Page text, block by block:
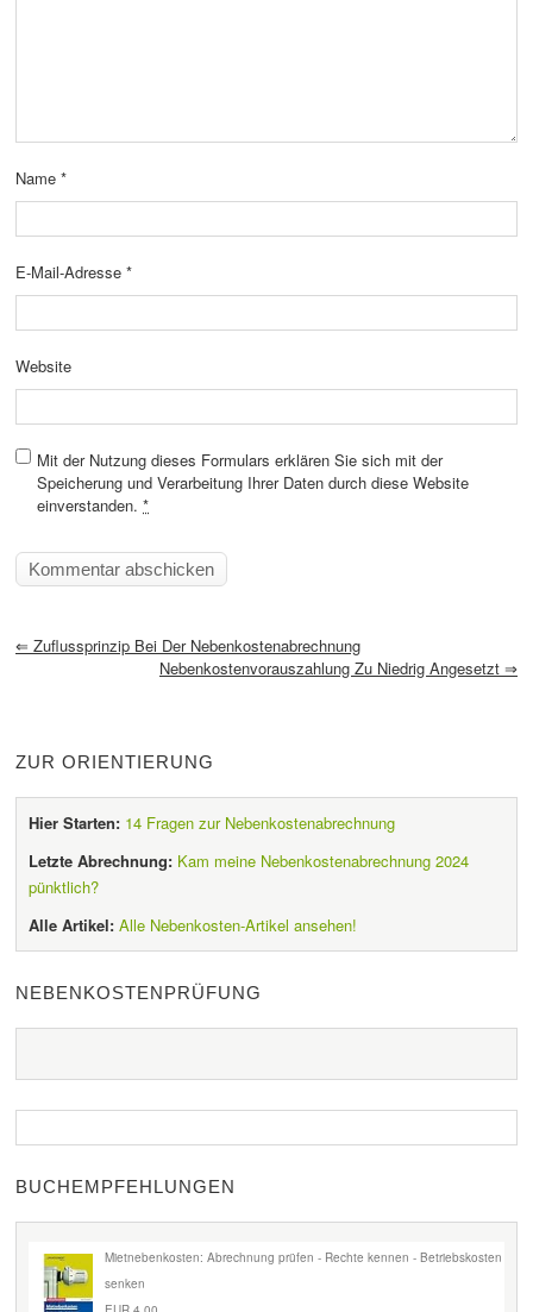
Name *
E-Mail-Adresse *
Website
Mit der Nutzung dieses Formulars erklären Sie sich mit der
Speicherung und Verarbeitung Ihrer Daten durch diese Website
einverstanden. *
⇐ Zuflussprinzip Bei Der Nebenkostenabrechnung
Nebenkostenvorauszahlung Zu Niedrig Angesetzt ⇒
ZUR ORIENTIERUNG
Hier Starten: 14 Fragen zur Nebenkostenabrechnung
Letzte Abrechnung: Kam meine Nebenkostenabrechnung 2024
pünktlich?
Alle Artikel: Alle Nebenkosten-Artikel ansehen!
NEBENKOSTENPRÜFUNG
BUCHEMPFEHLUNGEN
Mietnebenkosten: Abrechnung prüfen - Rechte kennen - Betriebskosten
senken